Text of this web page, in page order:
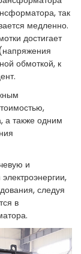
так
медленно.
достигает
обмоткой, к
а также одним
и
следуя
в